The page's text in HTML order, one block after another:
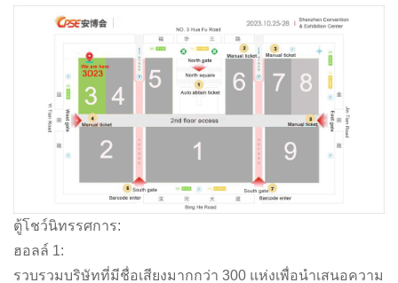
ตู้โชว์นิทรรศการ:
ฮอลล์ 1:
รวบรวมบริษัทที่มีชื่อเสียงมากกว่า 300 แห่งเพื่อนำเสนอความ